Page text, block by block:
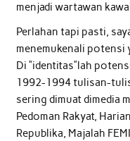
menjadi wartawan
Perlahan tapi pasti,
menemukenali potensi
Di “identitas”lah
1992-1994 tulisan-
sering dimuat dimedia
Pedoman Rakyat,
Republika, Majalah